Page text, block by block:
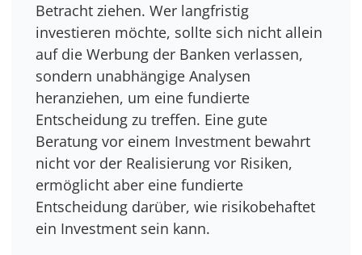
Betracht ziehen. Wer langfristig
investieren möchte, sollte sich nicht allein
auf die Werbung der Banken verlassen,
sondern unabhängige Analysen
heranziehen, um eine fundierte
Entscheidung zu treffen. Eine gute
Beratung vor einem Investment bewahrt
nicht vor der Realisierung vor Risiken,
ermöglicht aber eine fundierte
Entscheidung darüber, wie risikobehaftet
ein Investment sein kann.